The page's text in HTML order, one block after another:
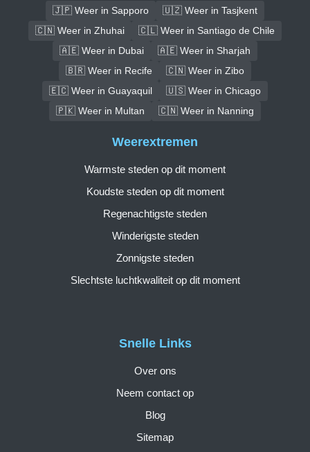
🇯🇵 Weer in Sapporo
🇺🇿 Weer in Tasjkent
🇨🇳 Weer in Zhuhai
🇨🇱 Weer in Santiago de Chile
🇦🇪 Weer in Dubai
🇦🇪 Weer in Sharjah
🇧🇷 Weer in Recife
🇨🇳 Weer in Zibo
🇪🇨 Weer in Guayaquil
🇺🇸 Weer in Chicago
🇵🇰 Weer in Multan
🇨🇳 Weer in Nanning
Snelle Links
Over ons
Neem contact op
Blog
Sitemap
Weerextremen
Warmste steden op dit moment
Koudste steden op dit moment
Regenachtigste steden
Winderigste steden
Zonnigste steden
Slechtste luchtkwaliteit op dit moment